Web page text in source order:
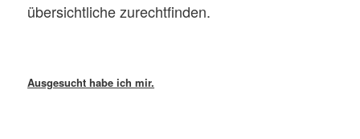
übersichtliche zurechtfinden.
Ausgesucht habe ich mir.